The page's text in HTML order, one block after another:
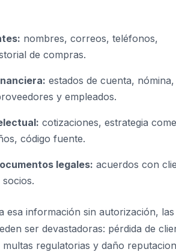
nombres, correos, teléfonos,
de compras.
estados de cuenta,
y empleados.
cotizaciones, estrategia
código fuente.
legales: acuerdos con
esa información sin autorización, las
ser devastadoras: pérdida de
multas regulatorias y daño